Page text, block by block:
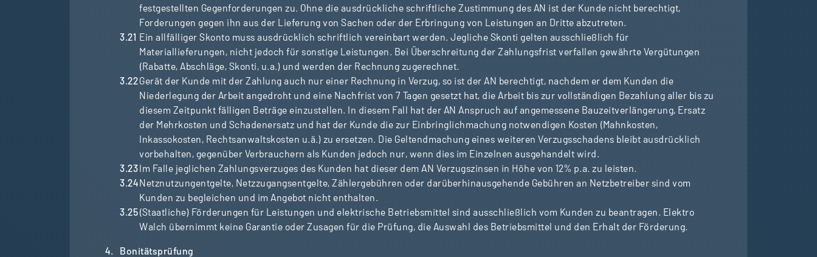
festgestellten Gegenforderungen zu. Ohne die ausdrückliche schriftliche Zustimmung des AN ist der Kunde nicht berechtigt,
Forderungen gegen ihn aus der Lieferung von Sachen oder der Erbringung von Leistungen an Dritte abzutreten.
Ein allfälliger Skonto muss ausdrücklich schriftlich vereinbart werden. Jegliche Skonti gelten ausschließlich für
Materiallieferungen, nicht jedoch für sonstige Leistungen. Bei Überschreitung der Zahlungsfrist verfallen gewährte Vergütungen
(Rabatte, Abschläge, Skonti, u.a.) und werden der Rechnung zugerechnet.
Gerät der Kunde mit der Zahlung auch nur einer Rechnung in Verzug, so ist der AN berechtigt, nachdem er dem Kunden die
Niederlegung der Arbeit angedroht und eine Nachfrist von 7 Tagen gesetzt hat, die Arbeit bis zur vollständigen Bezahlung aller bis zu
diesem Zeitpunkt fälligen Beträge einzustellen. In diesem Fall hat der AN Anspruch auf angemessene Bauzeitverlängerung, Ersatz
der Mehrkosten und Schadenersatz und hat der Kunde die zur Einbringlichmachung notwendigen Kosten (Mahnkosten,
Inkassokosten, Rechtsanwaltskosten u.ä.) zu ersetzen. Die Geltendmachung eines weiteren Verzugsschadens bleibt ausdrücklich
vorbehalten, gegenüber Verbrauchern als Kunden jedoch nur, wenn dies im Einzelnen ausgehandelt wird.
Im Falle jeglichen Zahlungsverzuges des Kunden hat dieser dem AN Verzugszinsen in Höhe von 12% p.a. zu leisten.
Netznutzungentgelte, Netzzugangsentgelte, Zählergebühren oder darüberhinausgehende Gebühren an Netzbetreiber sind vom
Kunden zu begleichen und im Angebot nicht enthalten.
(Staatliche) Förderungen für Leistungen und elektrische Betriebsmittel sind ausschließlich vom Kunden zu beantragen. Elektro
Walch übernimmt keine Garantie oder Zusagen für die Prüfung, die Auswahl des Betriebsmittel und den Erhalt der Förderung.
Bonitätsprüfung